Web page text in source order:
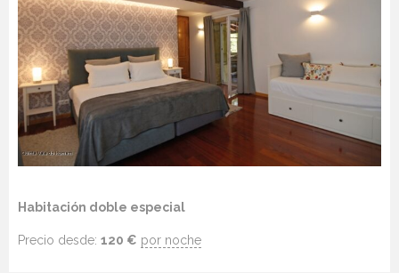
Habitación doble especial
Precio desde: 120 € por noche